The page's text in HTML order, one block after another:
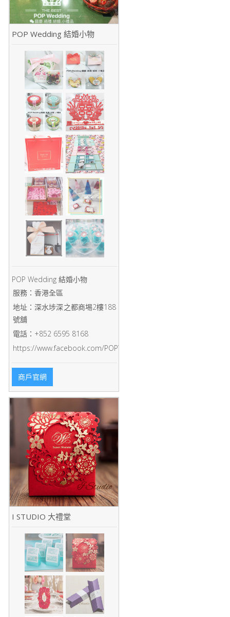
POP Wedding 結婚小物
POP Wedding 結婚小物
服務：香港全區
地址：深水埗深之都商埸2樓188
號舖
電話：+852 6595 8168
https://www.facebook.com/POPWeddingPOPWedding/
商戶官網
I STUDIO 大禮堂